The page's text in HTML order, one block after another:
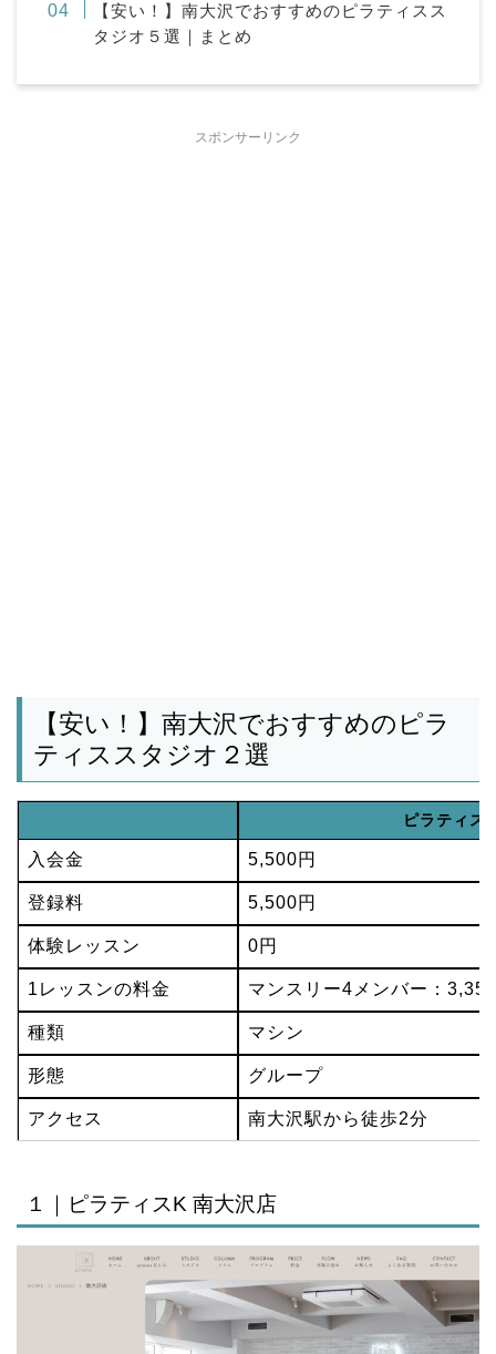
【安い！】南大沢でおすすめのピラティスス
タジオ５選｜まとめ
スポンサーリンク
【安い！】南大沢でおすすめのピラ
ティススタジオ２選
ピラティス
入会金 5,500円
登録料 5,500円
体験レッスン 0円
1レッスンの料金 マンスリー4メンバー：
種類 マシン
形態 グループ
アクセス 南大沢駅から徒歩2分
１｜ピラティスK 南大沢店